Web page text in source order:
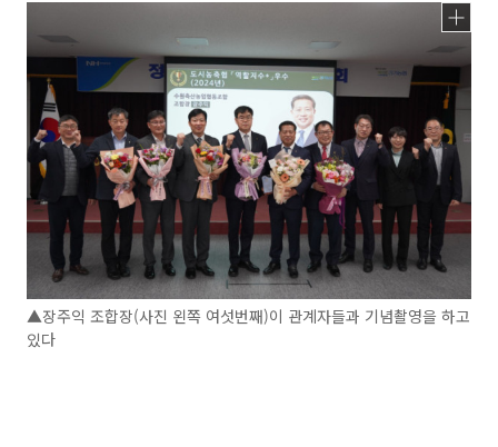
▲장주익 조합장(사진 왼쪽 여섯번째)이 관계자들과 기념촬영을 하고
있다